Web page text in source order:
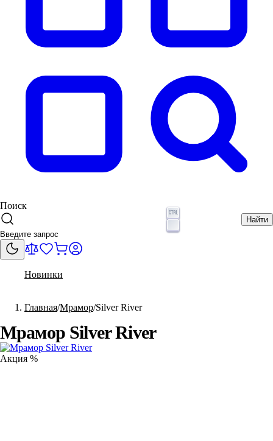
Поиск
Найти
Новинки
Главная Мрамор Silver River
Мрамор Silver River
Акция %